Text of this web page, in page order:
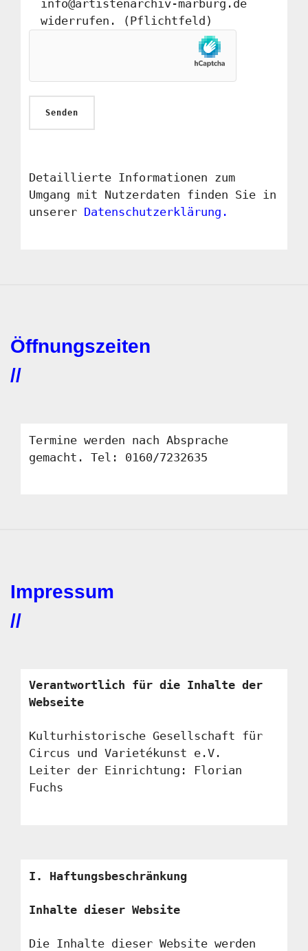
info@artistenarchiv-marburg.de
widerrufen. (Pflichtfeld)
Detaillierte Informationen zum
Umgang mit Nutzerdaten finden Sie in
unserer Datenschutzerklärung.
Öffnungszeiten
//
Termine werden nach Absprache
gemacht. Tel: 0160/7232635
Impressum
//
Verantwortlich für die Inhalte der
Webseite
Kulturhistorische Gesellschaft für
Circus und Varietékunst e.V.
Leiter der Einrichtung: Florian
Fuchs
I. Haftungsbeschränkung
Inhalte dieser Website
Die Inhalte dieser Website werden